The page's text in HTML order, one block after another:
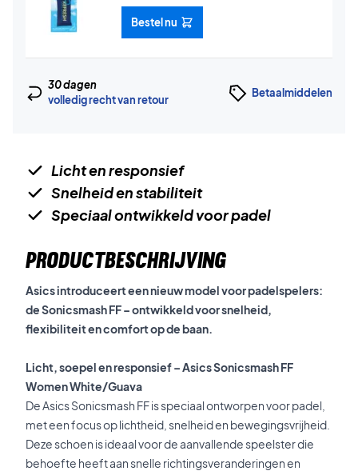
Bestel nu
30 dagen
volledig recht van retour
Betaalmiddelen
Licht en responsief
Snelheid en stabiliteit
Speciaal ontwikkeld voor padel
PRODUCTBESCHRIJVING
Asics introduceert een nieuw model voor padelspelers:
de Sonicsmash FF – ontwikkeld voor snelheid,
flexibiliteit en comfort op de baan.
Licht, soepel en responsief – Asics Sonicsmash FF
Women White/Guava
De Asics Sonicsmash FF is speciaal ontworpen voor padel,
met een focus op lichtheid, snelheid en bewegingsvrijheid.
Deze schoen is ideaal voor de aanvallende speelster die
behoefte heeft aan snelle richtingsveranderingen en